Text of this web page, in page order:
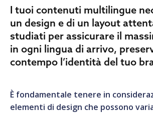
I tuoi contenuti multilingue
un design e di un layout
studiati per assicurare il
in ogni lingua di arrivo,
contempo l’identità del tuo
È fondamentale tenere in
elementi di design che possono